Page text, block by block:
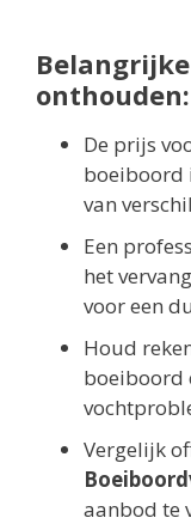
onthouden:
De prijs
boeiboord
van
Een
het
voor een
Houd
boeiboord
Vergelijk
aanbod te